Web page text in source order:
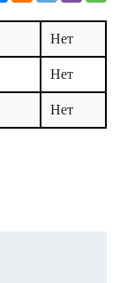
Нет
Нет
Нет